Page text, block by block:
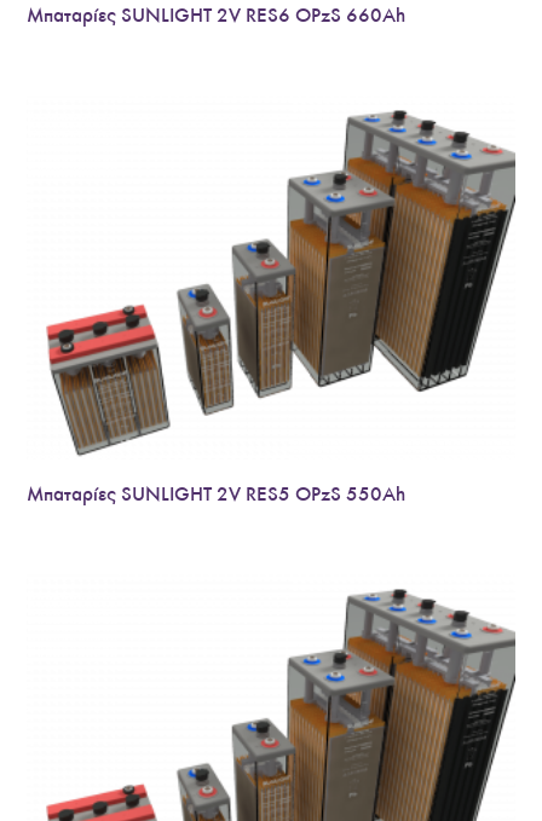
Μπαταρίες SUNLIGHT 2V RES6 OPzS 660Ah
Μπαταρίες SUNLIGHT 2V RES5 OPzS 550Ah